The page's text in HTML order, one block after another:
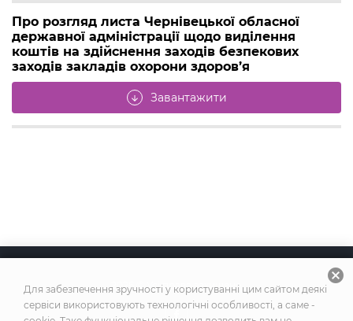
Про розгляд листа Чернівецької обласної
державної адміністрації щодо виділення
коштів на здійснення заходів безпекових
заходів закладів охорони здоров’я
arrow_downward Завантажити
2026 © Усі права захищено
Для забезпечення зручності у користуванні цим сайтом деякі
сервіси використовують технологічні особливості, а саме -
cancel